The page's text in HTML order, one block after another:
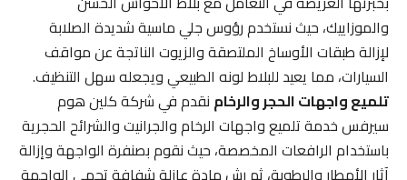
والموزاييك، حيث نستخدم رؤوس جلي ماسية شديدة الصلابة
لإزالة طبقات الأوساخ الملتصقة والزيوت الناتجة عن مواقف
السيارات، مما يعيد للبلاط لونه الطبيعي ويجعله سهل التنظيف.
تلميع واجهات الحجر والرخامنقدم في شركة كلين هوم
سيرفس خدمة تلميع واجهات الرخام والجرانيت والشرائح الحجرية
باستخدام الرافعات المخصصة، حيث نقوم بصنفرة الواجهة وإزالة
آثار الأمطار والرطوبة، ثم رش مادة عازلة شفافة تحمي الواجهة